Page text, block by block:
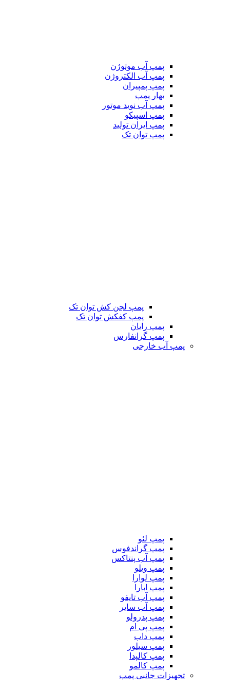
پمپ آب موتوژن
پمپ آب الکتروژن
پمپ پمپیران
بهار پمپ
پمپ آب نوید موتور
پمپ اسپیکو
پمپ ایران تولید
پمپ توان تک
پمپ لجن کش توان تک
پمپ کفکش توان تک
پمپ رایان
پمپ گرانفارس
پمپ آب خارجی
پمپ لئو
پمپ گراندفوس
پمپ آب پنتاکس
پمپ ویلو
پمپ لوارا
پمپ ابارا
پمپ آب تایفو
پمپ آب سایر
پمپ پدرولو
پمپ پی ام
پمپ داب
پمپ سیلور
پمپ کالپدا
پمپ کالمو
تجهیزات جانبی پمپ